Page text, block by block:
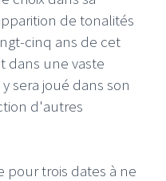
de tonalités
cinq ans de cet
dans une vaste
sera joué dans son
d'autres
pour trois dates à ne